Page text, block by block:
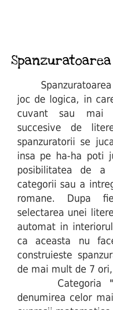
Spanzuratoarea
joc de logica, in
cuvant sau mai
succesive de
spanzuratorii se
insa pe ha-ha poti
posibilitatea de
categorii sau a
romane. Dupa
selectarea unei
automat in
ca aceasta nu
construieste
de mai mult de 7
Categoria
denumirea celor